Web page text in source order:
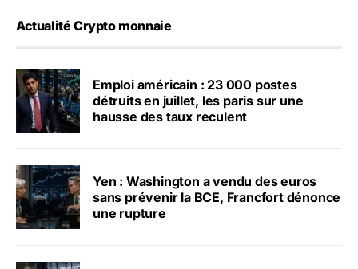
Actualité Crypto monnaie
Emploi américain : 23 000 postes
détruits en juillet, les paris sur une
hausse des taux reculent
Yen : Washington a vendu des euros
sans prévenir la BCE, Francfort dénonce
une rupture